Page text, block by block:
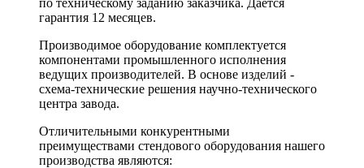
гарантия 12 месяцев.
Производимое оборудование комплектуется
компонентами промышленного исполнения
ведущих производителей. В основе изделий -
схема-технические решения научно-технического
центра завода.
Отличительными конкурентными
преимуществами стендового оборудования нашего
производства являются: